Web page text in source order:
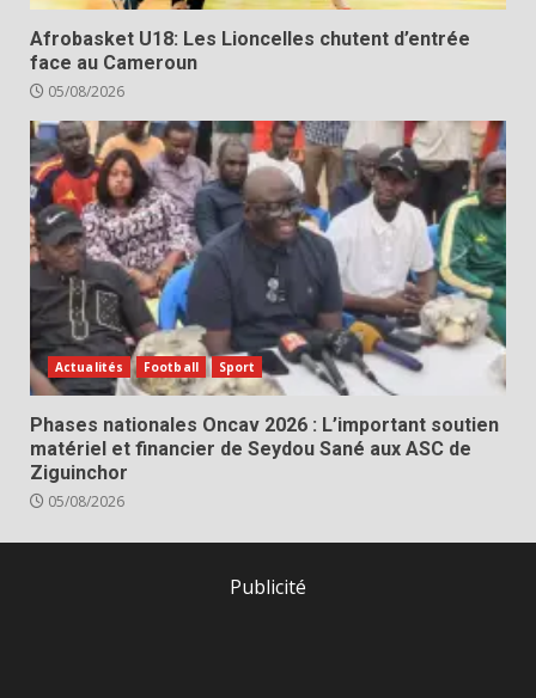
Afrobasket U18: Les Lioncelles chutent d’entrée
face au Cameroun
05/08/2026
Actualités Football Sport
Phases nationales Oncav 2026 : L’important soutien
matériel et financier de Seydou Sané aux ASC de
Ziguinchor
05/08/2026
Publicité